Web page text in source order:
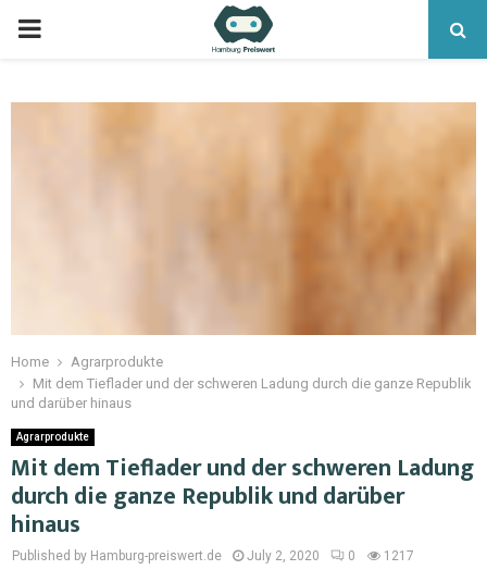
Home
Agrarprodukte
Mit dem Tieflader und der schweren Ladung durch die ganze Republik
und darüber hinaus
Agrarprodukte
Mit dem Tieflader und der schweren Ladung
durch die ganze Republik und darüber
hinaus
Published by Hamburg-preiswert.de July 2, 2020 0 1217